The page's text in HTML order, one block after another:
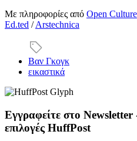
Με πληροφορίες από Open Culture
Ed.ted /Arstechnica
Βαν Γκογκ
εικαστικά
Εγγραφείτε στο Newsletter
επιλογές HuffPost